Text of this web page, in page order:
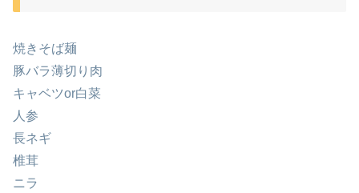
焼きそば麺
豚バラ薄切り肉
キャベツor白菜
人参
長ネギ
椎茸
ニラ